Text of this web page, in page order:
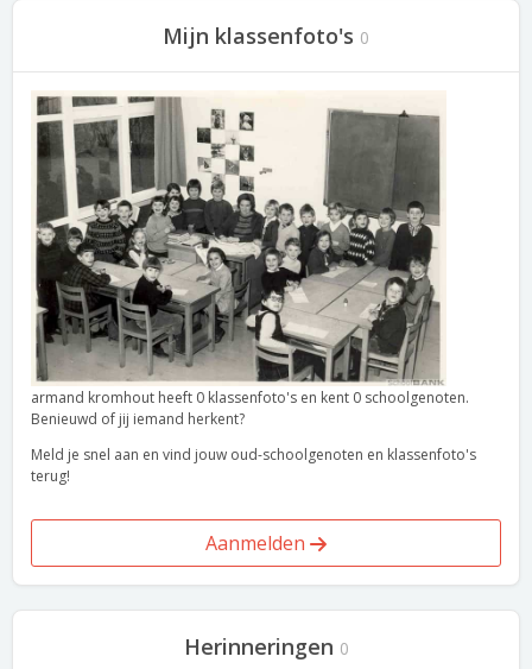
Mijn klassenfoto's 0
armand kromhout heeft 0 klassenfoto's en kent 0 schoolgenoten.
Benieuwd of jij iemand herkent?
Meld je snel aan en vind jouw oud-schoolgenoten en klassenfoto's
terug!
Aanmelden
Herinneringen 0